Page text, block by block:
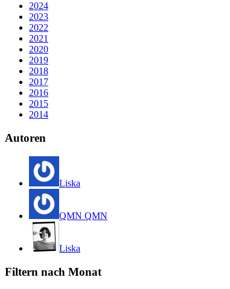
2024
2023
2022
2021
2020
2019
2018
2017
2016
2015
2014
Autoren
Liska
QMN QMN
Liska
Filtern nach Monat